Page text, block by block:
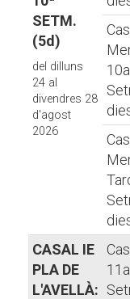
SETM.
(5d)
del dilluns
24 al
divendres 28
d'agost
2026
10a
CASAL IE
PLA DE
L'AVELLÀ:
11a